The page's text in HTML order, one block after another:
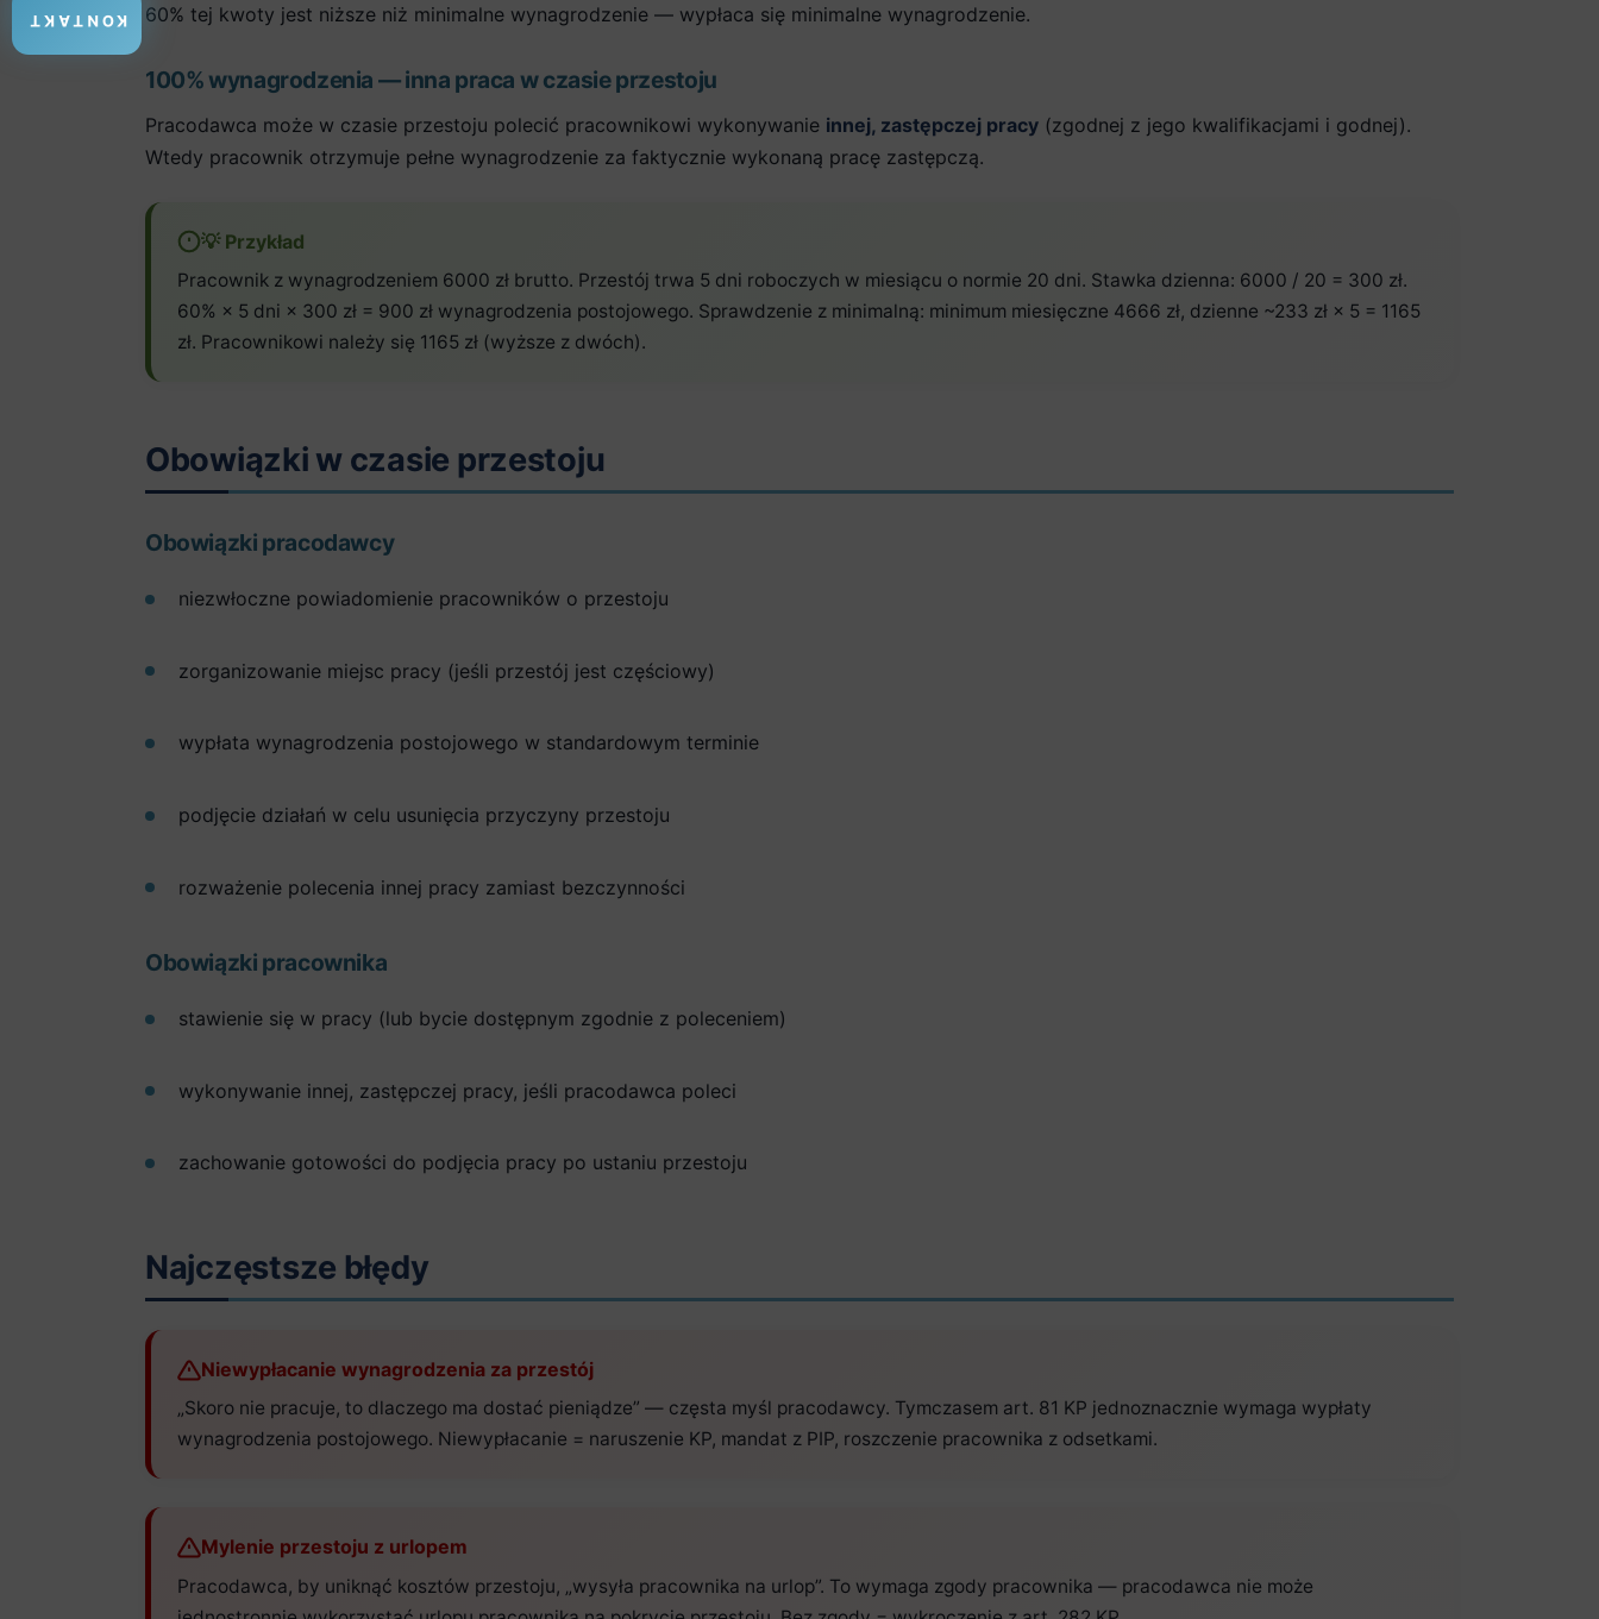
60% tej kwoty jest niższe niż minimalne wynagrodzenie — wypłaca się minimalne wynagrodzenie.
100% wynagrodzenia — inna praca w czasie przestoju
Pracodawca może w czasie przestoju polecić pracownikowi wykonywanie innej, zastępczej pracy (zgodnej z jego kwalifikacjami i godnej).
Wtedy pracownik otrzymuje pełne wynagrodzenie za faktycznie wykonaną pracę zastępczą.
💡 Przykład
Pracownik z wynagrodzeniem 6000 zł brutto. Przestój trwa 5 dni roboczych w miesiącu o normie 20 dni. Stawka dzienna: 6000 / 20 = 300 zł.
60% × 5 dni × 300 zł = 900 zł wynagrodzenia postojowego. Sprawdzenie z minimalną: minimum miesięczne 4666 zł, dzienne ~233 zł × 5 = 1165
zł. Pracownikowi należy się 1165 zł (wyższe z dwóch).
Obowiązki w czasie przestoju
Obowiązki pracodawcy
niezwłoczne powiadomienie pracowników o przestoju
zorganizowanie miejsc pracy (jeśli przestój jest częściowy)
wypłata wynagrodzenia postojowego w standardowym terminie
podjęcie działań w celu usunięcia przyczyny przestoju
rozważenie polecenia innej pracy zamiast bezczynności
Obowiązki pracownika
stawienie się w pracy (lub bycie dostępnym zgodnie z poleceniem)
wykonywanie innej, zastępczej pracy, jeśli pracodawca poleci
zachowanie gotowości do podjęcia pracy po ustaniu przestoju
Najczęstsze błędy
Niewypłacanie wynagrodzenia za przestój
„Skoro nie pracuje, to dlaczego ma dostać pieniądze” — częsta myśl pracodawcy. Tymczasem art. 81 KP jednoznacznie wymaga wypłaty
wynagrodzenia postojowego. Niewypłacanie = naruszenie KP, mandat z PIP, roszczenie pracownika z odsetkami.
Mylenie przestoju z urlopem
Pracodawca, by uniknąć kosztów przestoju, „wysyła pracownika na urlop”. To wymaga zgody pracownika — pracodawca nie może
KONTAKT